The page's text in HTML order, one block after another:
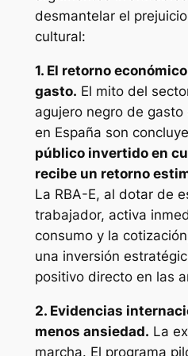
desmantelar el
cultural:
1. El retorno
gasto. El mito del
agujero negro de
en España son
público invertido en
recibe un retorno
La RBA-E, al dotar de
trabajador, activa
consumo y la
una inversión
positivo directo en las
2. Evidencias
menos ansiedad. La
marcha. El programa